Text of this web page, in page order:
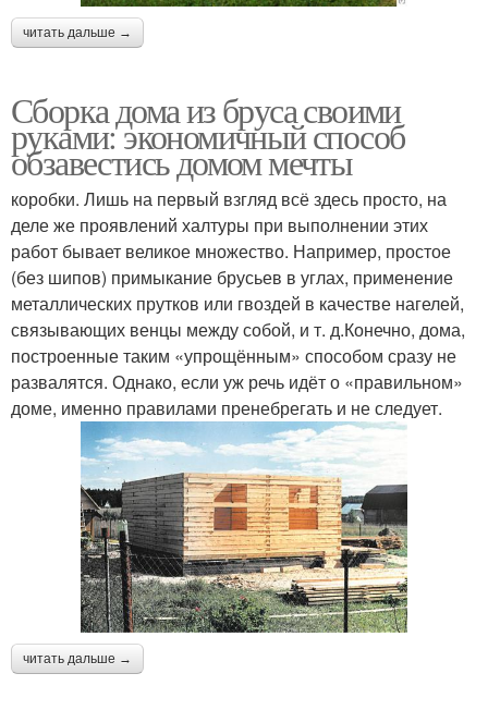
читать дальше →
Сборка дома из бруса своими
руками: экономичный способ
обзавестись домом мечты
коробки. Лишь на первый взгляд всё здесь просто, на
деле же проявлений халтуры при выполнении этих
работ бывает великое множество. Например, простое
(без шипов) примыкание брусьев в углах, применение
металлических прутков или гвоздей в качестве нагелей,
связывающих венцы между собой, и т. д.Конечно, дома,
построенные таким «упрощённым» способом сразу не
развалятся. Однако, если уж речь идёт о «правильном»
доме, именно правилами пренебрегать и не следует.
читать дальше →